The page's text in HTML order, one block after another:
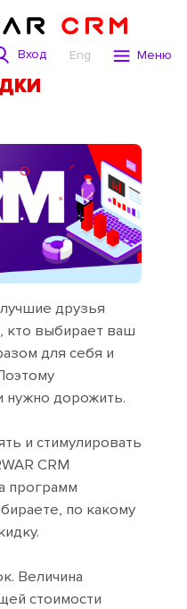
Вход Eng Меню
друзья
кто выбирает ваш
для себя и
нужно дорожить.
и стимулировать
CRM
программ
по какому
Величина
стоимости